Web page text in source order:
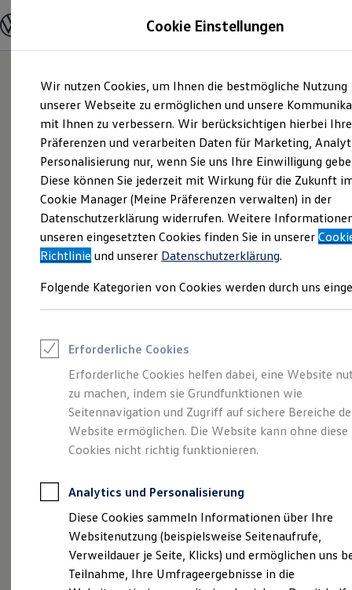
Hauptinhalt
springen
Footer
springen
Modelle und Konfigurator
Modelle vergleichen
Elektroautos
ENERGY Sondermodelle
Nutzfahrzeuge
SUV und CUV
Familienautos
Kombis
Kompaktwagen
Sportwagen
Schnell verfügbare Fahrzeuge
Angebote und Produkte
Aktuelle Angebote
E-Auto-Förderung
Volkswagen Marktplatz
Junge Gebrauchtwagen und Gebrauchtwagen
Saisonangebote
Leasing
Leasing-Angebote
Gebrauchtwagen Leasing
Junge Gebrauchtwagen-Leasing
Elektroauto Leasing
Kleinwagen-Leasing
Leasing ohne Anzahlung
Autokredit mit Schlussrate
Versicherungen und Garantien
Kfz-Versicherung
Restschuldversicherungen
Garantien
Wartungsverträge
Geschäftskunden
Professional Class bei Volkswagen
Der T-Roc
Cookie Einstellungen
Wir nutzen Cookies, um Ihnen die bestmögliche Nutzung
unserer Webseite zu ermöglichen und unsere
mit Ihnen zu verbessern. Wir berücksichtigen hierbei Ihre
Präferenzen und verarbeiten Daten für Marketing,
Personalisierung nur, wenn Sie uns Ihre Einwilligung
Diese können Sie jederzeit mit Wirkung für die Zukunft
Cookie Manager (Meine Präferenzen verwalten) in der
Datenschutzerklärung widerrufen. Weitere
unseren eingesetzten Cookies finden Sie in unserer
Richtlinie und unserer Datenschutzerklärung.
Folgende Kategorien von Cookies werden durch uns
Erforderliche Cookies
Erforderliche Cookies helfen dabei, eine Website
zu machen, indem sie Grundfunktionen wie
Seitennavigation und Zugriff auf sichere Bereiche
Website ermöglichen. Die Website kann ohne diese
Cookies nicht richtig funktionieren.
Analytics und Personalisierung
Diese Cookies sammeln Informationen über Ihre
Websitenutzung (beispielsweise Seitenaufrufe,
Verweildauer je Seite, Klicks) und ermöglichen uns
Teilnahme, Ihre Umfrageergebnisse in die